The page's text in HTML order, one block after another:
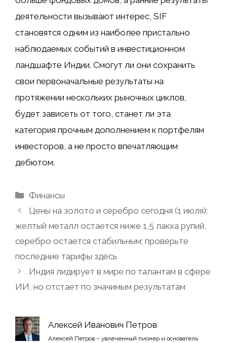
деятельности вызывают интерес, SIF
становятся одним из наиболее пристально
наблюдаемых событий в инвестиционном
ландшафте Индии. Смогут ли они сохранить
свои первоначальные результаты на
протяжении нескольких рыночных циклов,
будет зависеть от того, станет ли эта
категория прочным дополнением к портфелям
инвесторов, а не просто впечатляющим
дебютом.
Рубрики
Финансы
Цены на золото и серебро сегодня (1 июля):
желтый металл остается ниже 1,5 лакха рупий,
серебро остается стабильным; проверьте
последние тарифы здесь
Индия лидирует в мире по талантам в сфере
ИИ, но отстает по значимым результатам
Алексей Иванович Петров
Алексей Петров – увлеченный пионер и основатель